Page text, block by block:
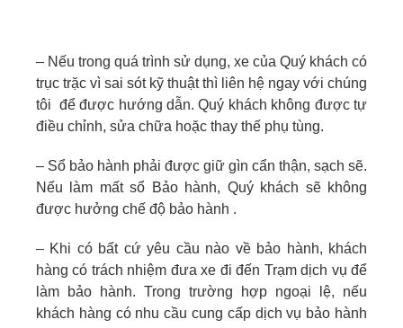
– Nếu trong quá trình sử dụng, xe của Quý khách có
trục trặc vì sai sót kỹ thuật thì liên hệ ngay với chúng
tôi để được hướng dẫn. Quý khách không được tự
điều chỉnh, sửa chữa hoặc thay thế phụ tùng.
– Sổ bảo hành phải được giữ gìn cẩn thận, sạch sẽ.
Nếu làm mất sổ Bảo hành, Quý khách sẽ không
được hưởng chế độ bảo hành .
– Khi có bất cứ yêu cầu nào về bảo hành, khách
hàng có trách nhiệm đưa xe đi đến Trạm dịch vụ để
làm bảo hành. Trong trường hợp ngoại lệ, nếu
khách hàng có nhu cầu cung cấp dịch vụ bảo hành